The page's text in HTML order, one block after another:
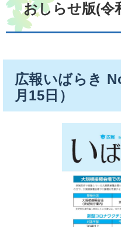
おしらせ版(令
広報いばらき
月15日）